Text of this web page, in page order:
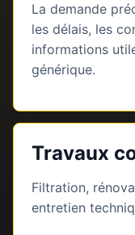
La demande
les délais, les
informations
générique.
Travaux
Filtration,
entretien